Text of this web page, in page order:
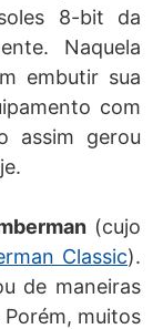
8-bit da
Naquela
embutir sua
com
assim gerou
(cujo
Classic).
de maneiras
muitos